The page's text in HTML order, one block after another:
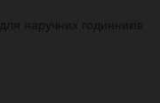
наручних годинників